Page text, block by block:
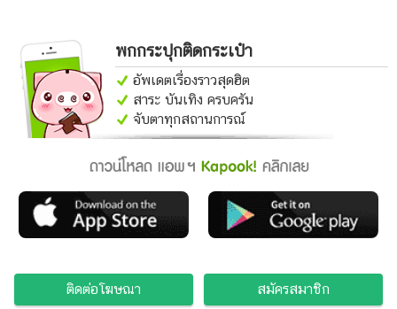
พกกระปุกติดกระเป๋า
อัพเดตเรื่องราวสุดฮิต
สาระ บันเทิง ครบครัน
จับตาทุกสถานการณ์
ติดต่อโฆษณา สมัครสมาชิก